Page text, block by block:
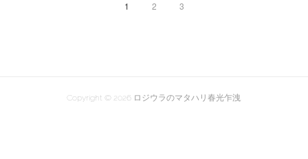
1 2 3
Copyright © 2026 ロジウラのマタハリ春光乍洩.